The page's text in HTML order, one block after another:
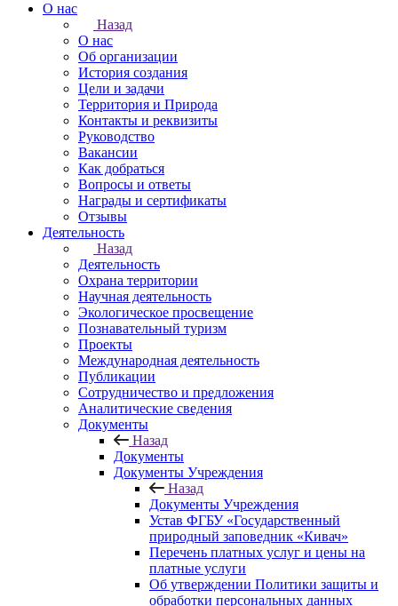
О нас
Назад
О нас
Об организации
История создания
Цели и задачи
Территория и Природа
Контакты и реквизиты
Руководство
Вакансии
Как добраться
Вопросы и ответы
Награды и сертификаты
Отзывы
Деятельность
Назад
Деятельность
Охрана территории
Научная деятельность
Экологическое просвещение
Познавательный туризм
Проекты
Международная деятельность
Публикации
Сотрудничество и предложения
Аналитические сведения
Документы
Назад
Документы
Документы Учреждения
Назад
Документы Учреждения
Устав ФГБУ «Государственный
природный заповедник «Кивач»
Перечень платных услуг и цены на
платные услуги
Об утверждении Политики защиты и
обработки персональных данных